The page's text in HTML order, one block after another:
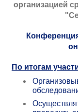
организацией
По итогам